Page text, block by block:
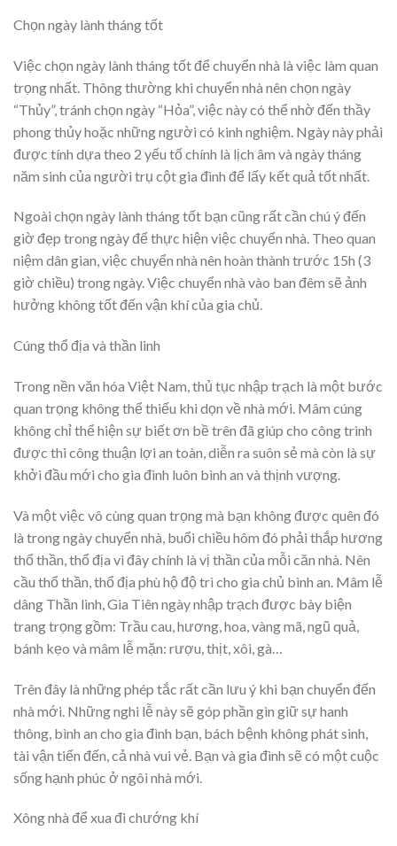
Chọn ngày lành tháng tốt
Việc chọn ngày lành tháng tốt để chuyển nhà là việc làm quan
trọng nhất. Thông thường khi chuyển nhà nên chọn ngày
“Thủy”, tránh chọn ngày “Hỏa”, việc này có thể nhờ đến thầy
phong thủy hoặc những người có kinh nghiệm. Ngày này phải
được tính dựa theo 2 yếu tố chính là lịch âm và ngày tháng
năm sinh của người trụ cột gia đình để lấy kết quả tốt nhất.
Ngoài chọn ngày lành tháng tốt bạn cũng rất cần chú ý đến
giờ đẹp trong ngày để thực hiện việc chuyển nhà. Theo quan
niệm dân gian, việc chuyển nhà nên hoàn thành trước 15h (3
giờ chiều) trong ngày. Việc chuyển nhà vào ban đêm sẽ ảnh
hưởng không tốt đến vận khí của gia chủ.
Cúng thổ địa và thần linh
Trong nền văn hóa Việt Nam, thủ tục nhập trạch là một bước
quan trọng không thể thiếu khi dọn về nhà mới. Mâm cúng
không chỉ thể hiện sự biết ơn bề trên đã giúp cho công trình
được thi công thuận lợi an toàn, diễn ra suôn sẻ mà còn là sự
khởi đầu mới cho gia đình luôn bình an và thịnh vượng.
Và một việc vô cùng quan trọng mà bạn không được quên đó
là trong ngày chuyển nhà, buổi chiều hôm đó phải thắp hương
thổ thần, thổ địa vì đây chính là vị thần của mỗi căn nhà. Nên
cầu thổ thần, thổ địa phù hộ độ trì cho gia chủ bình an. Mâm lễ
dâng Thần linh, Gia Tiên ngày nhập trạch được bày biện
trang trọng gồm: Trầu cau, hương, hoa, vàng mã, ngũ quả,
bánh kẹo và mâm lễ mặn: rượu, thịt, xôi, gà…
Trên đây là những phép tắc rất cần lưu ý khi bạn chuyển đến
nhà mới. Những nghi lễ này sẽ góp phần gìn giữ sự hanh
thông, bình an cho gia đình bạn, bách bệnh không phát sinh,
tài vận tiến đến, cả nhà vui vẻ. Bạn và gia đình sẽ có một cuộc
sống hạnh phúc ở ngôi nhà mới.
Xông nhà để xua đi chướng khí